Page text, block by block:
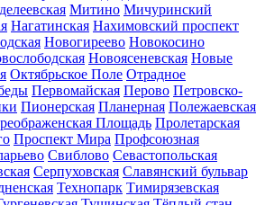
Митино Мичуринский
Нагатинская Нахимовский проспект
Новогиреево Новокосино
Новоясеневская Новые
Октябрьское Поле Отрадное
Первомайская Перово Петровско-
Пионерская Планерная Полежаевская
Площадь Пролетарская
Проспект Мира Профсоюзная
Свиблово Севастопольская
Серпуховская Славянский бульвар
Технопарк Тимирязевская